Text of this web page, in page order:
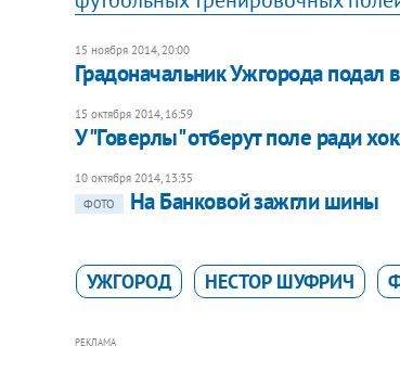
15 ноября 2014, 20:00
Градоначальник Ужгорода подал
15 октября 2014, 16:59
У "Говерлы" отберут поле ради
10 октября 2014, 13:35
ФОТО
На Банковой зажгли шины
УЖГОРОД НЕСТОР ШУФРИЧ
РЕКЛАМА